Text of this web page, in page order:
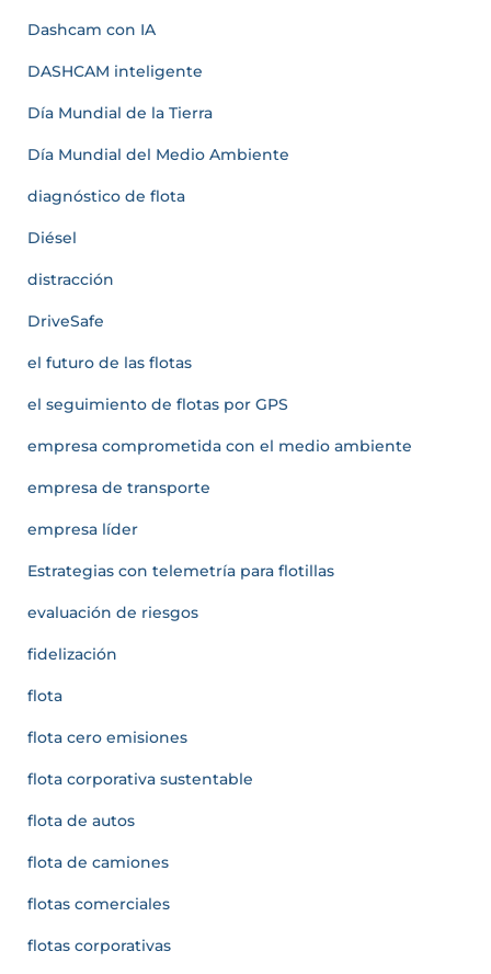
Dashcam con IA
DASHCAM inteligente
Día Mundial de la Tierra
Día Mundial del Medio Ambiente
diagnóstico de flota
Diésel
distracción
DriveSafe
el futuro de las flotas
el seguimiento de flotas por GPS
empresa comprometida con el medio ambiente
empresa de transporte
empresa líder
Estrategias con telemetría para flotillas
evaluación de riesgos
fidelización
flota
flota cero emisiones
flota corporativa sustentable
flota de autos
flota de camiones
flotas comerciales
flotas corporativas